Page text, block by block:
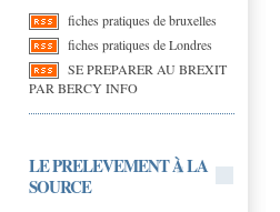
fiches pratiques de bruxelles
fiches pratiques de Londres
SE PREPARER AU BREXIT
PAR BERCY INFO
LE PRELEVEMENT À LA
SOURCE